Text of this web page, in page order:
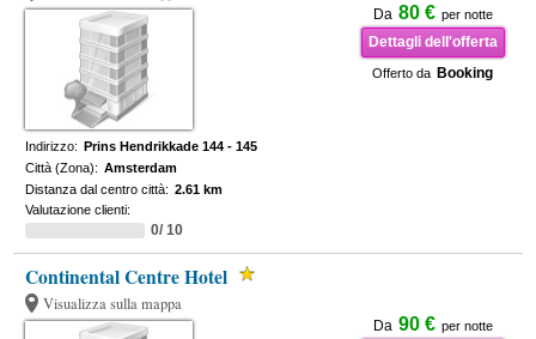
Da 80 € per notte
Dettagli dell'offerta
Offerto da Booking
Indirizzo: Prins Hendrikkade 144 - 145
Città (Zona): Amsterdam
Distanza dal centro città: 2.61 km
Valutazione clienti:
0/ 10
Continental Centre Hotel
Visualizza sulla mappa
Da 90 € per notte